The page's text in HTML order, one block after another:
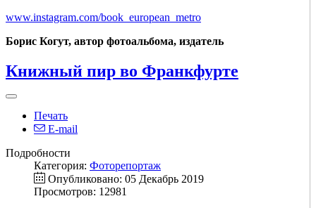
www.instagram.com/book_european_metro
Борис Когут, автор фотоальбома, издатель
Книжный пир во Франкфурте
Печать
E-mail
Подробности
Категория: Фоторепортаж
Опубликовано: 05 Декабрь 2019
Просмотров: 12981